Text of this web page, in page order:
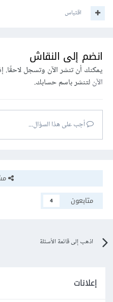
اقتباس
انضم إلى النقاش
يمكنك أن تنشر الآن وتسجل لاحقًا.
الآنلتنشر باسم حسابك.
أجب على هذا السؤال...
متابعون
4
اذهب إلى قائمة الأسئلة
إعلانات